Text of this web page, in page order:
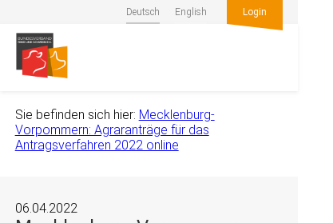
Deutsch English Login
Sie befinden sich hier: Mecklenburg-
Vorpommern: Agraranträge für das
Antragsverfahren 2022 online
06.04.2022